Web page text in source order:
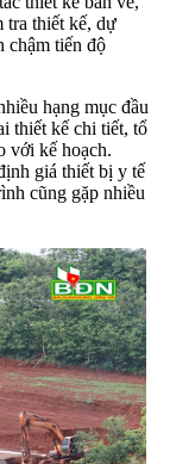
tra thiết kế, dự
chậm tiến độ
hạng mục đầu
thiết kế chi tiết, tổ
với kế hoạch.
giá thiết bị y tế
cũng gặp nhiều